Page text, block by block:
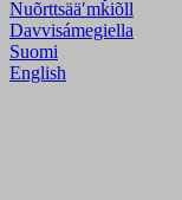
Nuõrttsääʹmǩiõll
Davvisámegiella
Suomi
English